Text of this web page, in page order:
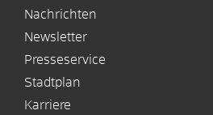
Nachrichten
Newsletter
Presseservice
Stadtplan
Karriere